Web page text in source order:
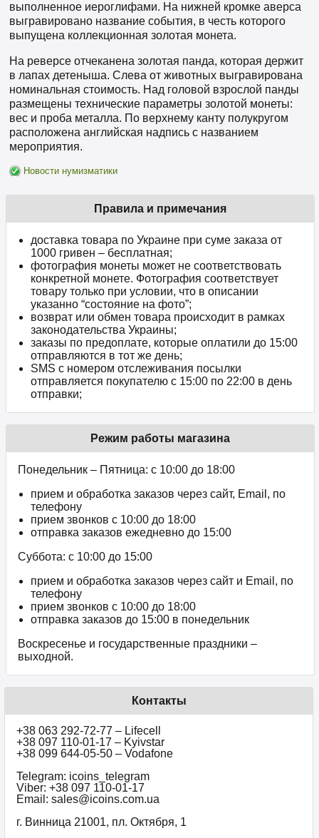
выполненное иероглифами. На нижней кромке аверса
выгравировано название события, в честь которого
выпущена коллекционная золотая монета.
На реверсе отчеканена золотая панда, которая держит
в лапах детеныша. Слева от животных выгравирована
номинальная стоимость. Над головой взрослой панды
размещены технические параметры золотой монеты:
вес и проба металла. По верхнему канту полукругом
расположена английская надпись с названием
мероприятия.
Новости нумизматики
Правила и примечания
доставка товара по Украине при суме заказа от
1000 гривен – бесплатная;
фотография монеты может не соответствовать
конкретной монете. Фотография соответствует
товару только при условии, что в описании
указанно “состояние на фото”;
возврат или обмен товара происходит в рамках
законодательства Украины;
заказы по предоплате, которые оплатили до 15:00
отправляются в тот же день;
SMS с номером отслеживания посылки
отправляется покупателю с 15:00 по 22:00 в день
отправки;
Режим работы магазина
Понедельник – Пятница: с 10:00 до 18:00
прием и обработка заказов через сайт, Email, по
телефону
прием звонков c 10:00 до 18:00
отправка заказов ежедневно до 15:00
Суббота: с 10:00 до 15:00
прием и обработка заказов через сайт и Email, по
телефону
прием звонков c 10:00 до 18:00
отправка заказов до 15:00 в понедельник
Воскресенье и государственные праздники –
выходной.
Контакты
+38 063 292-72-77 – Lifecell
+38 097 110-01-17 – Kyivstar
+38 099 644-05-50 – Vodafone
Telegram: icoins_telegram
Viber: +38 097 110-01-17
Email: sales@icoins.com.ua
г. Винница 21001, пл. Октября, 1